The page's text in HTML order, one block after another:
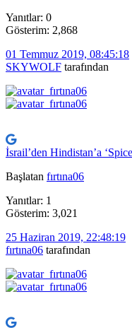
Yanıtlar: 0
Gösterim: 2,868
01 Temmuz 2019, 08:45:18
SKYWOLF tarafından
İsrail’den Hindistan’a
Başlatan fırtına06
Yanıtlar: 1
Gösterim: 3,021
25 Haziran 2019, 22:48:19
fırtına06 tarafından